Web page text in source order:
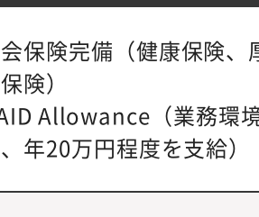
会保険完備（健康保険
険）
Allowance（業務環
年20万円程度を支給）